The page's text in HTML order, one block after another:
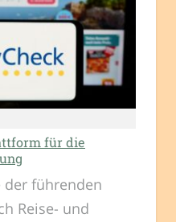
für die
der führenden
Reise- und